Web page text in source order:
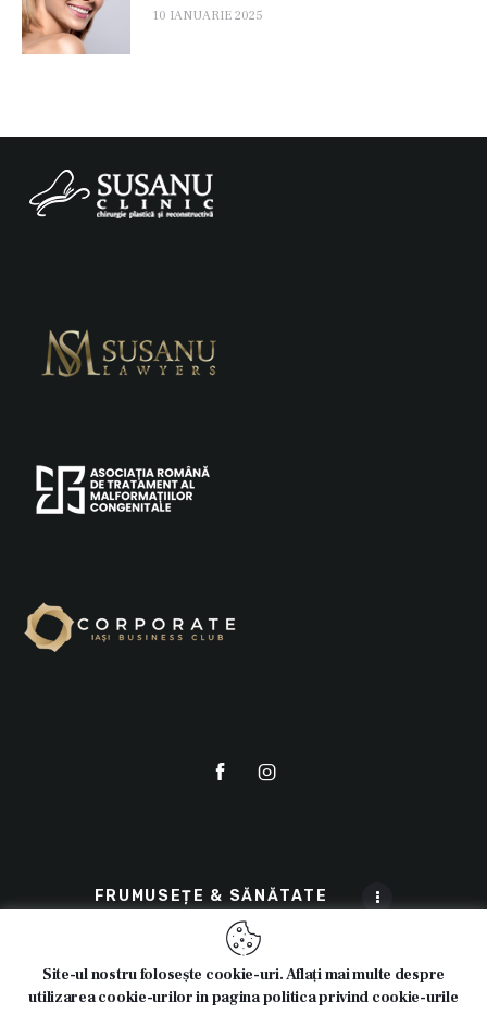
10 IANUARIE 2025
FRUMUSEȚE & SĂNĂTATE
© 2025 Cosmeticline.ro - Toate drepturile rezervate.
Site-ul nostru folosește cookie-uri. Aflați mai multe despre
utilizarea cookie-urilor in pagina politica privind cookie-urile